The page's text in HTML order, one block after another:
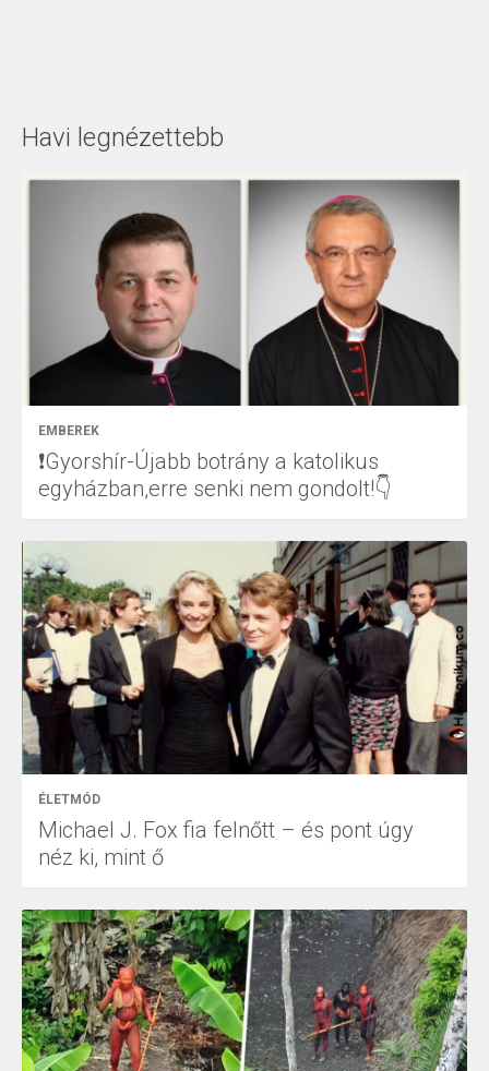
Havi legnézettebb
EMBEREK
❗Gyorshír-Újabb botrány a katolikus
egyházban,erre senki nem gondolt!👇
ÉLETMÓD
Michael J. Fox fia felnőtt – és pont úgy
néz ki, mint ő